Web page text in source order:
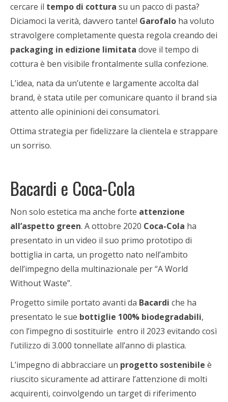
cercare il tempo di cottura su un pacco di pasta?
Diciamoci la verità, davvero tante! Garofalo ha voluto
stravolgere completamente questa regola creando dei
packaging in edizione limitata dove il tempo di
cottura è ben visibile frontalmente sulla confezione.
L’idea, nata da un’utente e largamente accolta dal
brand, è stata utile per comunicare quanto il brand sia
attento alle opininioni dei consumatori.
Ottima strategia per fidelizzare la clientela e strappare
un sorriso.
Bacardi e Coca-Cola
Non solo estetica ma anche forte attenzione
all’aspetto green. A ottobre 2020 Coca-Cola ha
presentato in un video il suo primo prototipo di
bottiglia in carta, un progetto nato nell’ambito
dell’impegno della multinazionale per “A World
Without Waste”.
Progetto simile portato avanti da Bacardi che ha
presentato le sue bottiglie 100% biodegradabili,
con l’impegno di sostituirle entro il 2023 evitando così
l’utilizzo di 3.000 tonnellate all’anno di plastica.
L’impegno di abbracciare un progetto sostenibile è
riuscito sicuramente ad attirare l’attenzione di molti
acquirenti, coinvolgendo un target di riferimento